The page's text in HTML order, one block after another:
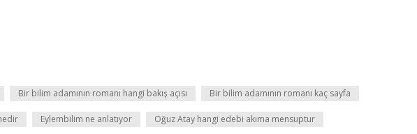
Bir bilim adamının romanı hangi bakış açısı Bir bilim adamının romanı kaç sayfa
Eylembilim ne anlatıyor Oğuz Atay hangi edebi akıma mensuptur